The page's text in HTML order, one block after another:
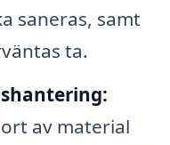
saneras, samt
ta.
av material